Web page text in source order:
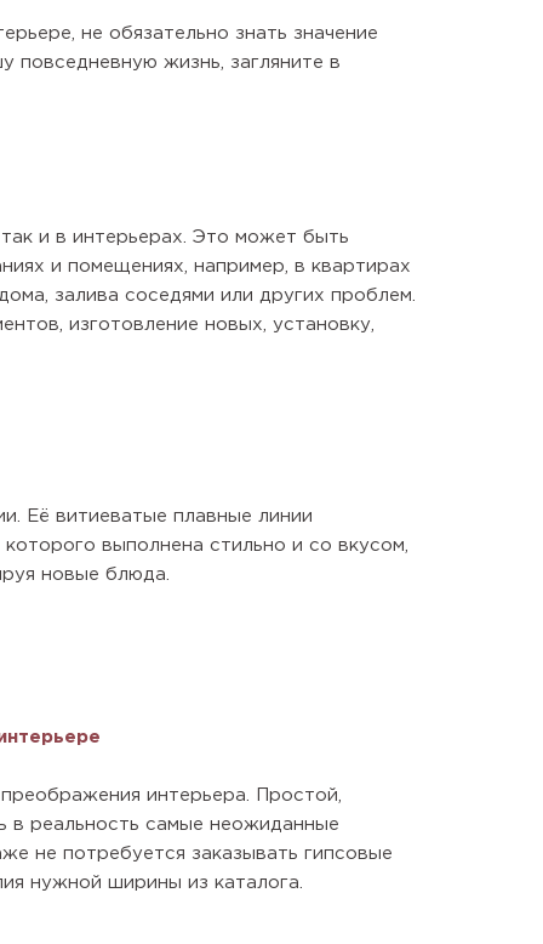
не обязательно знать значение
повседневную жизнь, загляните в
и в интерьерах. Это может быть
и помещениях, например, в квартирах
залива соседями или других проблем.
изготовление новых, установку,
Её витиеватые плавные линии
выполнена стильно и со вкусом,
новые блюда.
интерьера. Простой,
реальность самые неожиданные
не потребуется заказывать гипсовые
нужной ширины из каталога.